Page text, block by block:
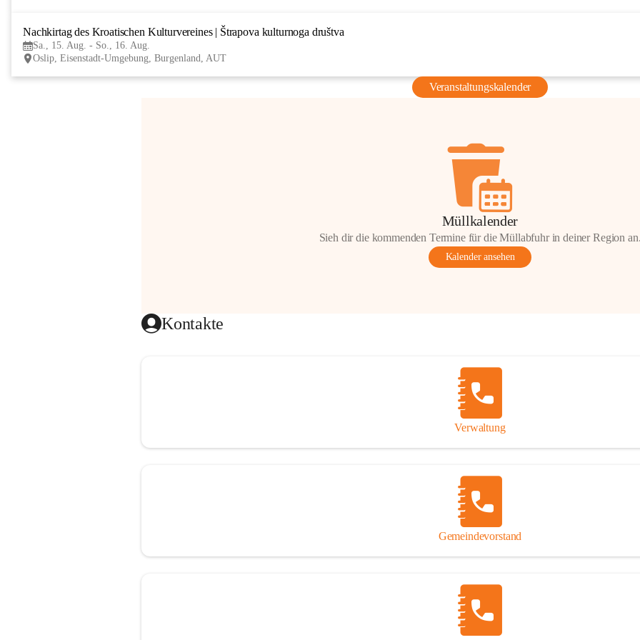
Nachkirtag des Kroatischen Kulturvereines | Štrapova kulturnoga društva
Sa., 15. Aug. - So., 16. Aug.
Oslip, Eisenstadt-Umgebung, Burgenland, AUT
Veranstaltungskalender
Müllkalender
Sieh dir die kommenden Termine für die Müllabfuhr in deiner Region an.
Kalender ansehen
Kontakte
Verwaltung
Gemeindevorstand